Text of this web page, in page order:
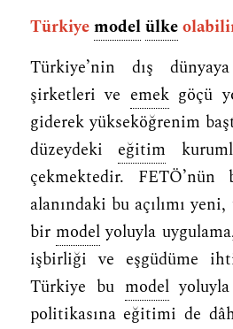
Türkiyemodelülke
Türkiye’nin dış
şirketleri ve emekgöçü
giderek yükseköğrenim
düzeydeki eğitim
çekmektedir. FETÖ’nün
alanındaki bu açılımı
bir modelyoluyla
işbirliği ve eşgüdüme
Türkiye bu modelyoluyla
politikasına eğitimi de